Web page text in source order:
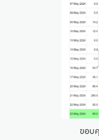
ขอบ